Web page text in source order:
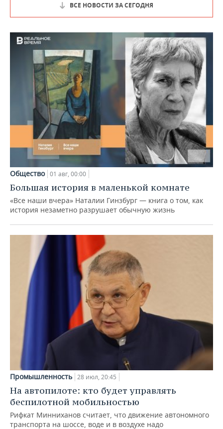
ВСЕ НОВОСТИ ЗА СЕГОДНЯ
Общество 01 авг, 00:00
Большая история в маленькой комнате
«Все наши вчера» Наталии Гинзбург — книга о том, как
история незаметно разрушает обычную жизнь
Промышленность 28 июл, 20:45
На автопилоте: кто будет управлять
беспилотной мобильностью
Рифкат Минниханов считает, что движение автономного
транспорта на шоссе, воде и в воздухе надо